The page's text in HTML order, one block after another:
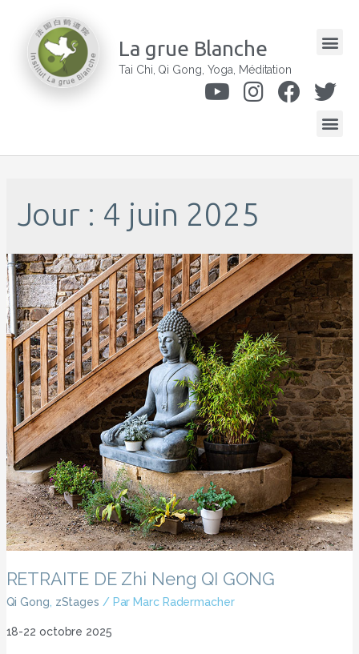
La grue Blanche
Tai Chi, Qi Gong, Yoga, Méditation
Jour : 4 juin 2025
RETRAITE DE Zhi Neng QI GONG
Qi Gong zStages / ParMarc Radermacher
18-22 octobre 2025